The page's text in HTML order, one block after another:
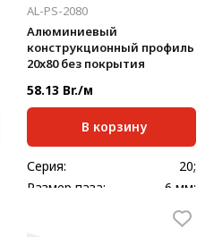
AL-PS-2080
Алюминиевый
конструкционный профиль
20x80 без покрытия
58.13 Br./м
В корзину
Серия:
20;
Размер паза:
6 мм;
20х80